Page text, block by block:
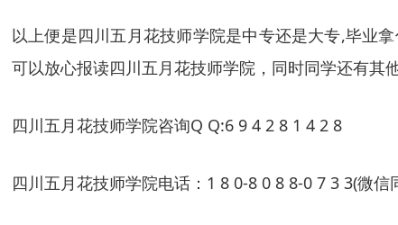
以上便是四川五月花技师学院是中专还是大专,毕业
可以放心报读四川五月花技师学院，同时同学还有其
四川五月花技师学院咨询Q Q:6 9 4 2 8 1 4 2 8
四川五月花技师学院电话：1 8 0-8 0 8 8-0 7 3 3(微信